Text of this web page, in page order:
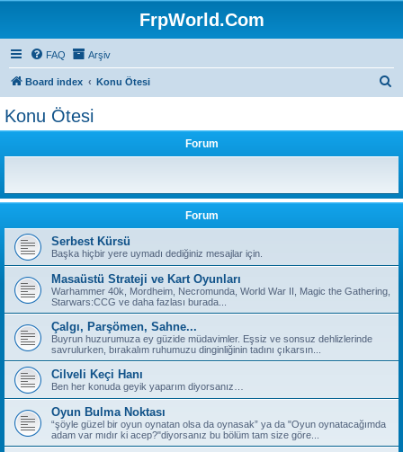
FrpWorld.Com
FAQ Arşiv
Board index Konu Ötesi
Konu Ötesi
Forum
Forum
Serbest Kürsü
Başka hiçbir yere uymadı dediğiniz mesajlar için.
Masaüstü Strateji ve Kart Oyunları
Warhammer 40k, Mordheim, Necromunda, World War II, Magic the Gathering,
Starwars:CCG ve daha fazlası burada...
Çalgı, Parşömen, Sahne...
Buyrun huzurumuza ey güzide müdavimler. Eşsiz ve sonsuz dehlizlerinde
savrulurken, bırakalım ruhumuzu dinginliğinin tadını çıkarsın...
Cilveli Keçi Hanı
Ben her konuda geyik yaparım diyorsanız…
Oyun Bulma Noktası
“şöyle güzel bir oyun oynatan olsa da oynasak” ya da "Oyun oynatacağımda
adam var mıdır ki acep?"diyorsanız bu bölüm tam size göre...